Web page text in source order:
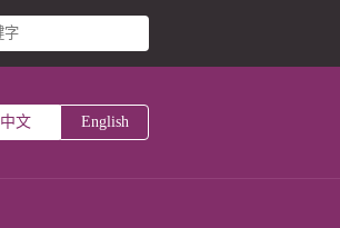
中文 English